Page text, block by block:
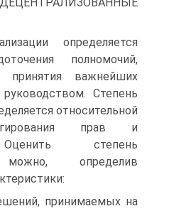
определяется
полномочий,
принятия важнейших
Степень
относительной
прав и
степень
можно, определив
принимаемых на